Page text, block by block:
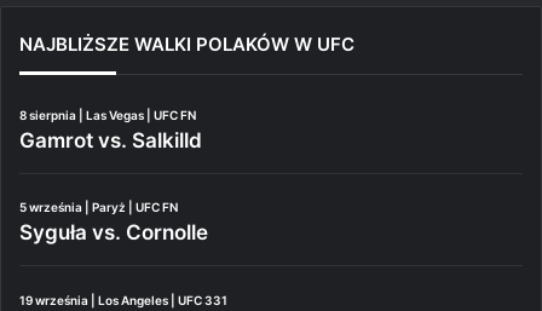
NAJBLIŻSZE WALKI POLAKÓW W UFC
8 sierpnia | Las Vegas | UFC FN
Gamrot vs. Salkilld
5 września | Paryż | UFC FN
Syguła vs. Cornolle
19 września | Los Angeles | UFC 331